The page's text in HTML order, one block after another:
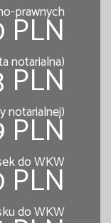
prawnych
PLN
notarialna)
PLN
notarialnej)
PLN
do WKW
do WKW